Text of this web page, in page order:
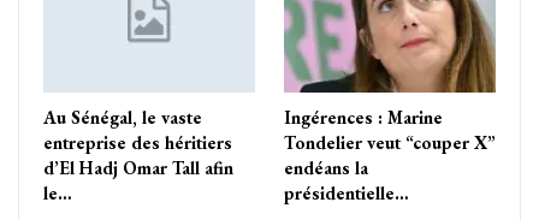
Au Sénégal, le vaste
entreprise des héritiers
d’El Hadj Omar Tall afin
le…
Ingérences : Marine
Tondelier veut “couper X”
endéans la
présidentielle…